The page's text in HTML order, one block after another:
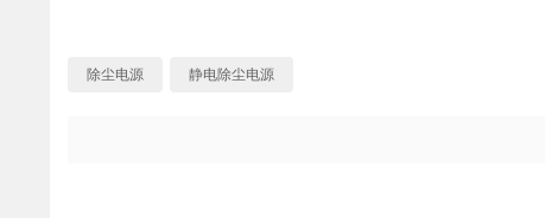
除尘电源 静电除尘电源